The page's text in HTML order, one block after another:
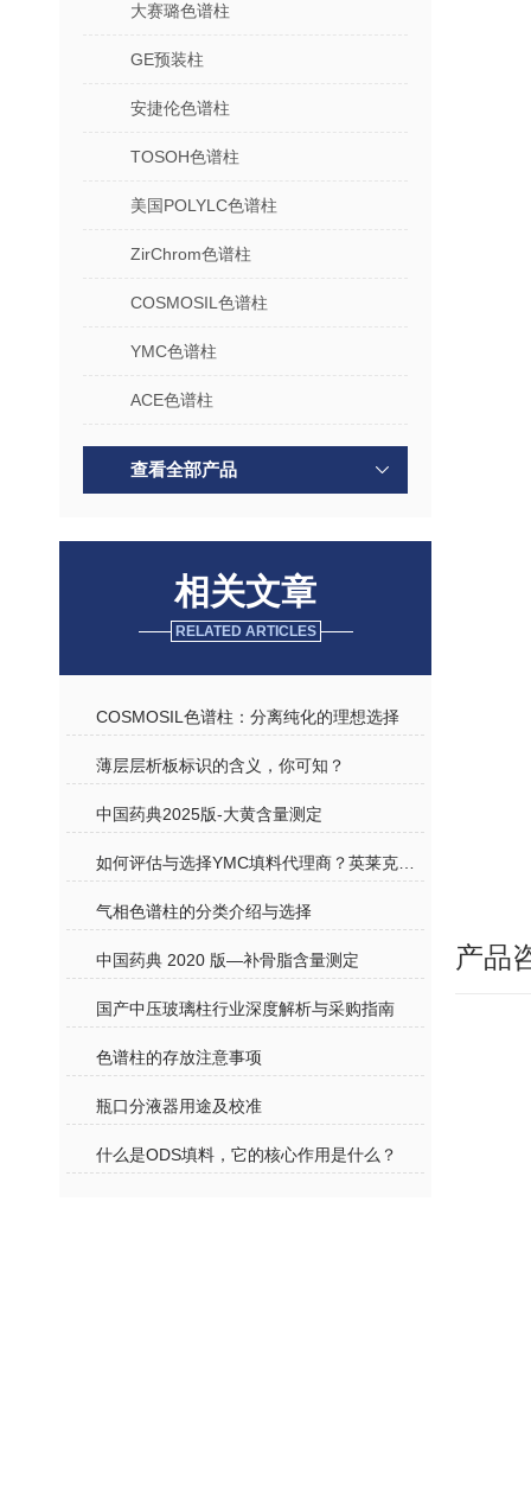
大赛璐色谱柱
GE预装柱
安捷伦色谱柱
TOSOH色谱柱
美国POLYLC色谱柱
ZirChrom色谱柱
COSMOSIL色谱柱
YMC色谱柱
ACE色谱柱
查看全部产品
相关文章
RELATED ARTICLES
COSMOSIL色谱柱：分离纯化的理想选择
薄层层析板标识的含义，你可知？
中国药典2025版-大黄含量测定
气相色谱柱的分类介绍与选择
中国药典 2020 版—补骨脂含量测定
国产中压玻璃柱行业深度解析与采购指南
色谱柱的存放注意事项
瓶口分液器用途及校准
什么是ODS填料，它的核心作用是什么？
产品